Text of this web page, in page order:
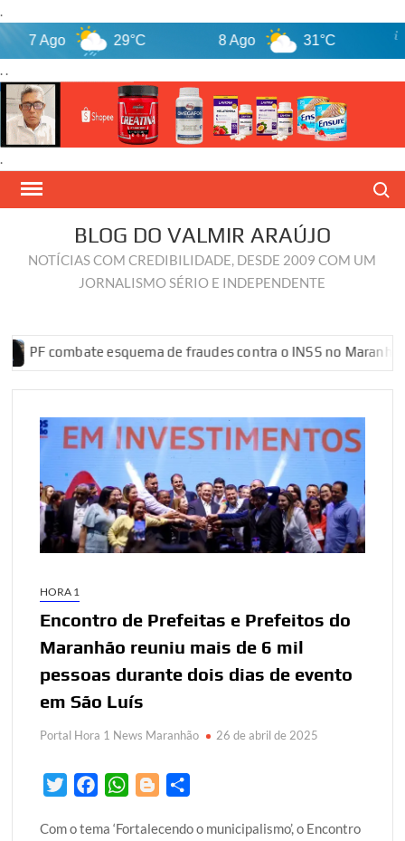
.
Ago 29°C 8 Ago 31°C 9
. .
.
Skip
BLOG DO VALMIR ARAÚJO
NOTÍCIAS COM CREDIBILIDADE, DESDE 2009 COM UM
JORNALISMO SÉRIO E INDEPENDENTE
esquema de fraudes contra o INSS no Maranhão PF
HORA 1
Encontro de Prefeitas e Prefeitos do
Maranhão reuniu mais de 6 mil
pessoas durante dois dias de evento
em São Luís
Portal Hora 1 News Maranhão 26 de abril de 2025
i
c
W
a
o
a
Com o tema ‘Fortalecendo o municipalismo’, o Encontro